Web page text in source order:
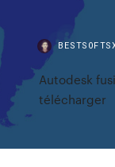
Autodesk
télécharger